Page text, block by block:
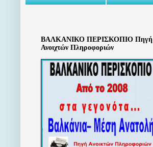
ΒΑΛΚΑΝΙΚΟ ΠΕΡΙΣΚΟΠΙΟ Πηγή
Ανοιχτών Πληροφοριών